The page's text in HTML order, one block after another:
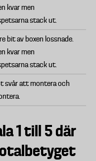
kvar men
stack ut.
bit av boxen lossnade.
kvar men
stack ut.
svår att montera och
1 till 5 där